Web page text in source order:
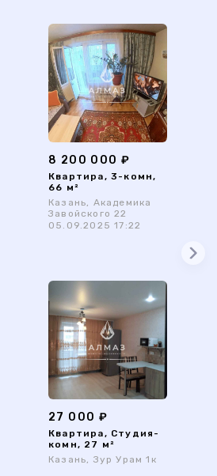
8 200 000 ₽
Квартира, 3-комн,
66 м²
Казань, Академика
Завойского 22
05.09.2025 17:22
27 000 ₽
Квартира, Студия-
комн, 27 м²
Казань, Зур Урам 1к